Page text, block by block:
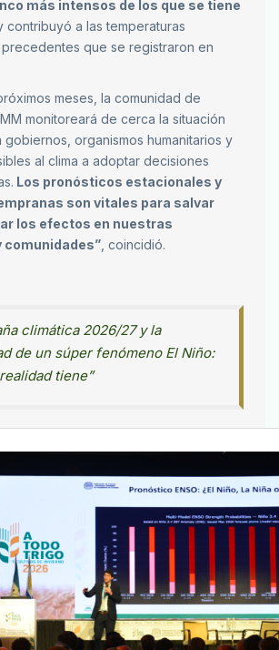
más intensos de los que se tiene
contribuyó a las temperaturas
precedentes que se registraron en
meses, la comunidad de
monitoreará de cerca la situación
gobiernos, organismos humanitarios y
al clima a adoptar decisiones
Los pronósticos estacionales y
son vitales para salvar
los efectos en nuestras
comunidades” , coincidió.
climática 2026/27 y la
de un súper fenómeno El Niño:
tiene”